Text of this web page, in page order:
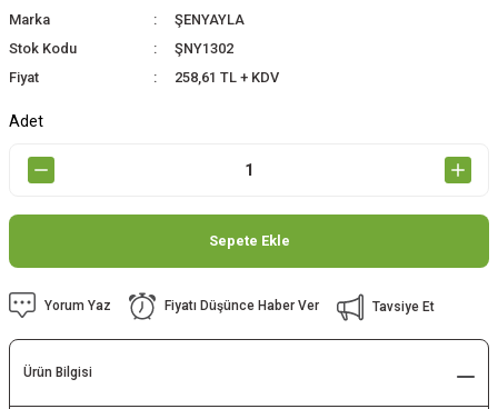
Marka
ŞENYAYLA
Stok Kodu
ŞNY1302
Fiyat
258,61 TL + KDV
Adet
Sepete Ekle
Yorum Yaz Fiyatı Düşünce Haber Ver Tavsiye Et
Ürün Bilgisi